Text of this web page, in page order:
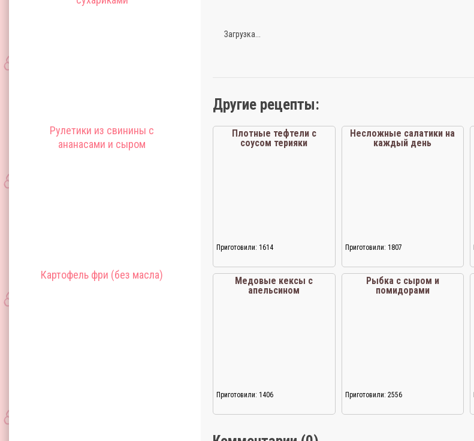
Рулетики из свинины с
ананасами и сыром
Картофель фри (без масла)
Загрузка...
Другие рецепты:
Плотные тефтели с
соусом терияки
Приготовили: 1614
Несложные салатики на
каждый день
Приготовили: 1807
Медовые кексы с
апельсином
Приготовили: 1406
Рыбка с сыром и
помидорами
Приготовили: 2556